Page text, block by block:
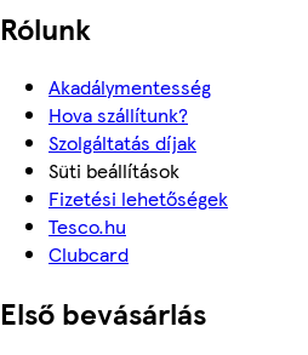
Rólunk
Akadálymentesség
Hova szállítunk?
Szolgáltatás díjak
Süti beállítások
Fizetési lehetőségek
Tesco.hu
Clubcard
Első bevásárlás